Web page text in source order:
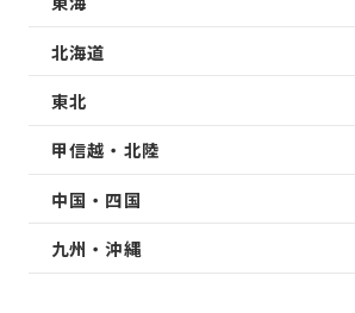
北海道
東北
甲信越・北陸
中国・四国
九州・沖縄